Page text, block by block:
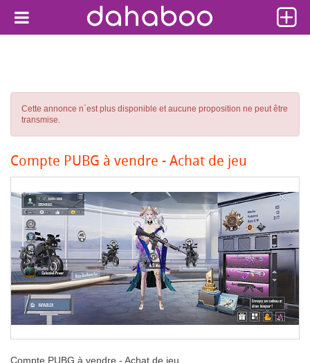
Cette annonce n´est plus disponible et aucune proposition ne peut être
transmise.
Compte PUBG à vendre - Achat de jeu
Compte PUBG à vendre - Achat de jeu